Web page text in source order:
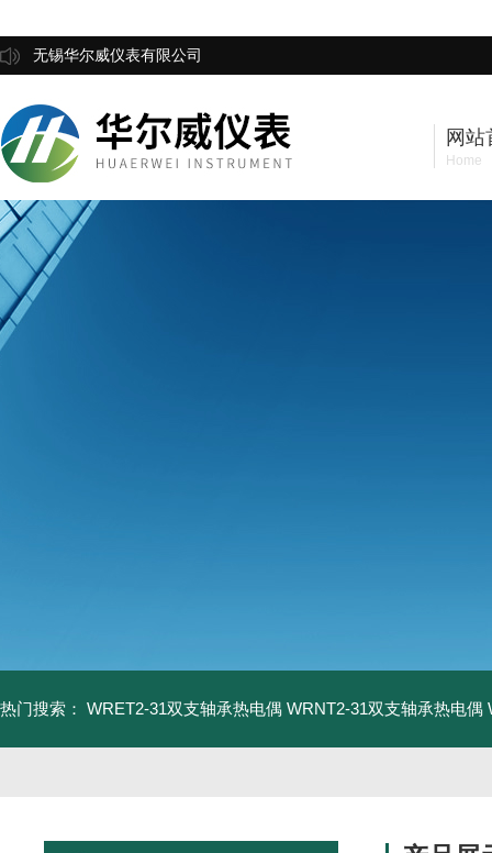
无锡华尔威仪表有限公司
网站
Home
热门搜索： WRET2-31双支轴承热电偶 WRNT2-31双支轴承热电偶